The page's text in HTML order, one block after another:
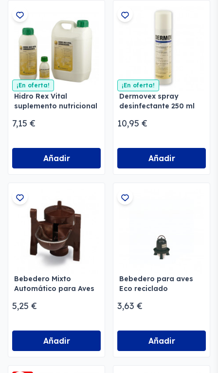
¡En oferta!
Hidro Rex Vital
suplemento nutricional
animales
7,15 €
Añadir
¡En oferta!
Dermovex spray
desinfectante 250 ml
10,95 €
Añadir
Bebedero Mixto
Automático para Aves
5,25 €
Añadir
Bebedero para aves
Eco reciclado
3,63 €
Añadir